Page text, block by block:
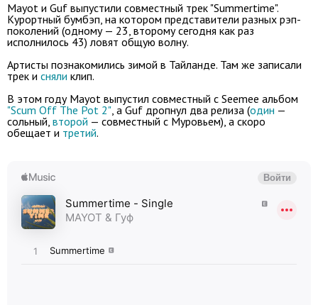
Mayot и Guf выпустили совместный трек "Summertime".
Курортный бумбэп, на котором представители разных рэп-
поколений (одному — 23, второму сегодня как раз
исполнилось 43) ловят общую волну.
Артисты познакомились зимой в Тайланде. Там же записали
трек и сняли клип.
В этом году Mayot выпустил совместный с Seemee альбом
"Scum Off The Pot 2", а Guf дропнул два релиза (один —
сольный, второй — совместный с Муровьем), а скоро
обещает и третий.